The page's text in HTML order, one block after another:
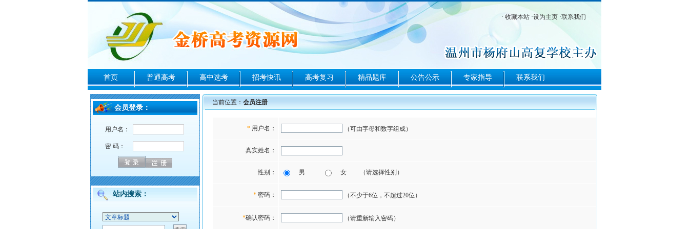
· 收藏本站 ·设为主页 ·联系我们
首页 普通高考 高中选考 招考快讯 高考复习 精品题库 公告公示 专家指导 联系我们
会员登录：
用户名：
密 码：
站内搜索：
当前位置： 会员注册
* 用户名： （可由字母和数字组成）
真实姓名：
性别： 男 女 （请选择性别）
* 密码： （不少于6位，不超过20位）
*确认密码： （请重新输入密码）